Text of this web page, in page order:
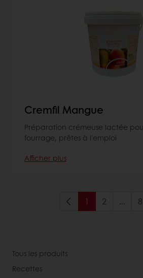
Cremfil Mangue
Préparation crémeuse lactée
fourrage, prêtes à l'emploi
Afficher plus
1 2 ... 8
Tous les produits
Recettes